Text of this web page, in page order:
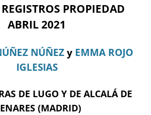
REGISTROS PROPIEDAD
ABRIL 2021
NÚÑEZ y EMMA ROJO
IGLESIAS
DE LUGO Y DE ALCALÁ DE
(MADRID)